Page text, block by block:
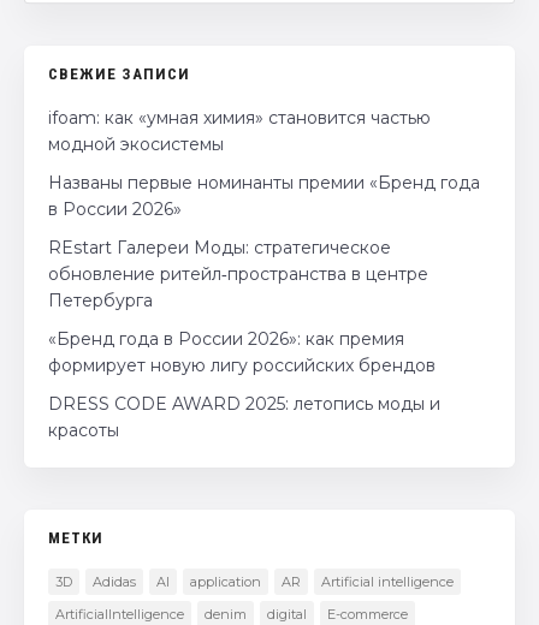
СВЕЖИЕ ЗАПИСИ
ifoam: как «умная химия» становится частью
модной экосистемы
Названы первые номинанты премии «Бренд года
в России 2026»
REstart Галереи Моды: стратегическое
обновление ритейл‑пространства в центре
Петербурга
«Бренд года в России 2026»: как премия
формирует новую лигу российских брендов
DRESS CODE AWARD 2025: летопись моды и
красоты
МЕТКИ
3D Adidas AI application AR
Artificial intelligence
ArtificialIntelligence
denim digital
E-commerce